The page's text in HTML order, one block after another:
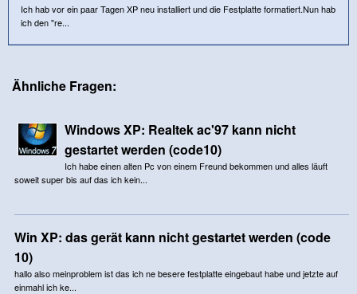
Ich hab vor ein paar Tagen XP neu installiert und die Festplatte formatiert.Nun hab
ich den "re...
Ähnliche Fragen:
Windows XP: Realtek ac'97 kann nicht
gestartet werden (code10)
Ich habe einen alten Pc von einem Freund bekommen und alles läuft
soweit super bis auf das ich kein...
Win XP: das gerät kann nicht gestartet werden (code
10)
hallo also meinproblem ist das ich ne besere festplatte eingebaut habe und jetzte auf
einmahl ich ke...